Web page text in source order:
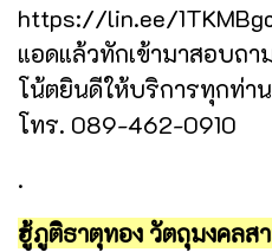
https://lin.ee/
แอดแล้วทักเข้ามาสอบถา
โน้ตยินดีให้บริการทุกท่า
โทร. 089-462-0910
.
ฮู้ภูติธาตุทอง วัตถุมงคลส